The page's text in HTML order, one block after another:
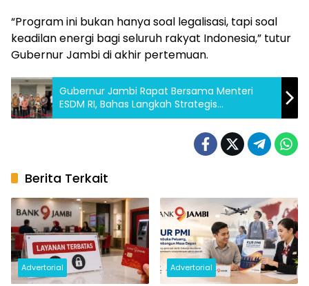
“Program ini bukan hanya soal legalisasi, tapi soal
keadilan energi bagi seluruh rakyat Indonesia,” tutur
Gubernur Jambi di akhir pertemuan.
Gubernur Jambi Rapat Bersama Menteri
ESDM RI, Bahas Langkah Strategis
Pengelolaan Sumur Minyak Rakyat
Berita Terkait
Advertorial Advertorial